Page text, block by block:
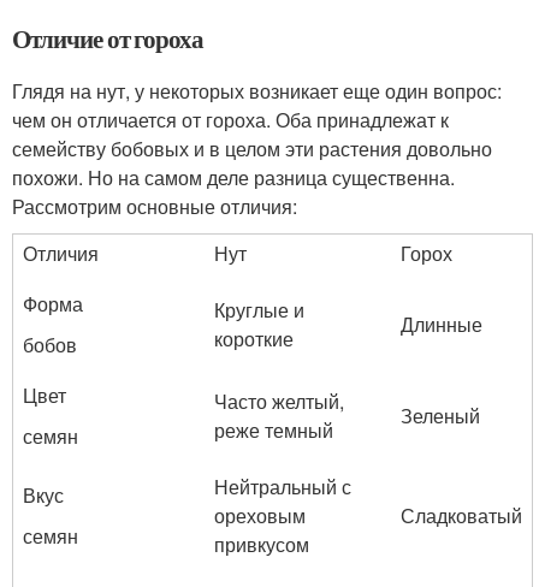
Отличие от гороха
Глядя на нут, у некоторых возникает еще один вопрос:
чем он отличается от гороха. Оба принадлежат к
семейству бобовых и в целом эти растения довольно
похожи. Но на самом деле разница существенна.
Рассмотрим основные отличия:
Отличия
Нут
Горох
Форма
бобов
Круглые и
короткие
Длинные
Цвет
семян
Часто желтый,
реже темный
Зеленый
Вкус
семян
Нейтральный с
ореховым
привкусом
Сладковатый